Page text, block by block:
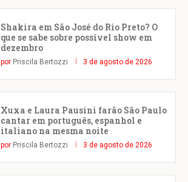
Shakira em São José do Rio Preto? O
que se sabe sobre possível show em
dezembro
por Priscila Bertozzi 3 de agosto de 2026
Xuxa e Laura Pausini farão São Paulo
cantar em português, espanhol e
italiano na mesma noite
por Priscila Bertozzi 3 de agosto de 2026